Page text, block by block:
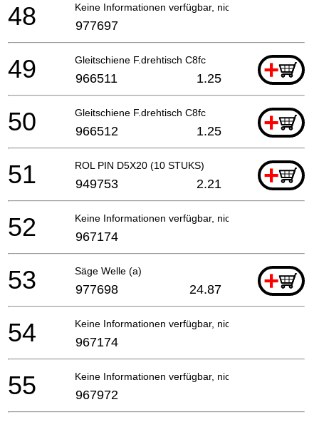
Keine Informationen verfügbar, nicht bestellbar
48 977697
Gleitschiene F.drehtisch C8fc +
49 966511 1.25
Gleitschiene F.drehtisch C8fc +
50 966512 1.25
ROL PIN D5X20 (10 STUKS) +
51 949753 2.21
Keine Informationen verfügbar, nicht bestellbar
52 967174
Säge Welle (a) +
53 977698 24.87
Keine Informationen verfügbar, nicht bestellbar
54 967174
Keine Informationen verfügbar, nicht bestellbar
55 967972